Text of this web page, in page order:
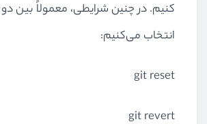
کنیم. در چنین شرایطی، معمولاً بین دو
انتخاب می‌کنیم:
git reset
git revert